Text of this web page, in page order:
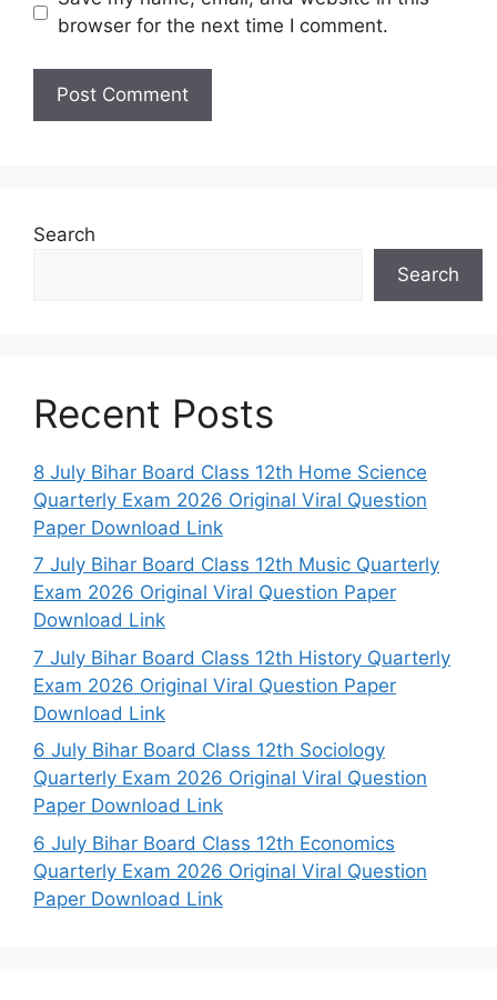
browser for the next time I comment.
Search
Search
Recent Posts
8 July Bihar Board Class 12th Home Science
Quarterly Exam 2026 Original Viral Question
Paper Download Link
7 July Bihar Board Class 12th Music Quarterly
Exam 2026 Original Viral Question Paper
Download Link
7 July Bihar Board Class 12th History Quarterly
Exam 2026 Original Viral Question Paper
Download Link
6 July Bihar Board Class 12th Sociology
Quarterly Exam 2026 Original Viral Question
Paper Download Link
6 July Bihar Board Class 12th Economics
Quarterly Exam 2026 Original Viral Question
Paper Download Link